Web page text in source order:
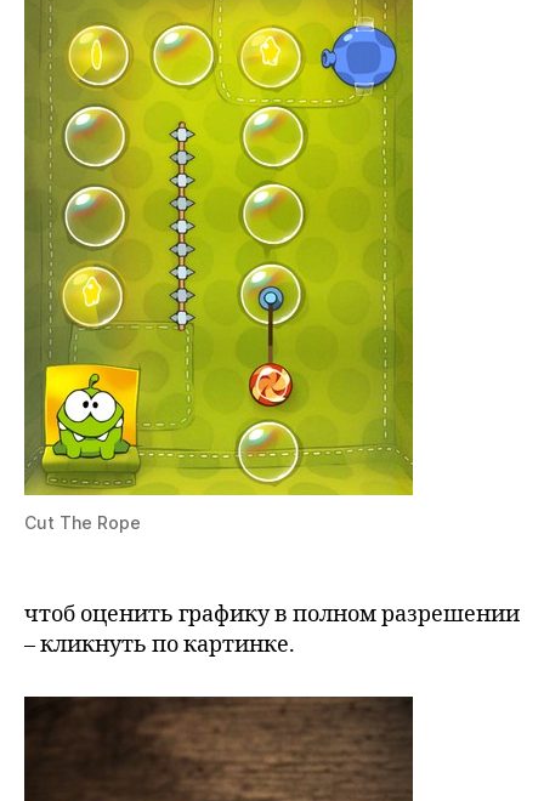
Cut The Rope
чтоб оценить графику в полном разрешении
– кликнуть по картинке.